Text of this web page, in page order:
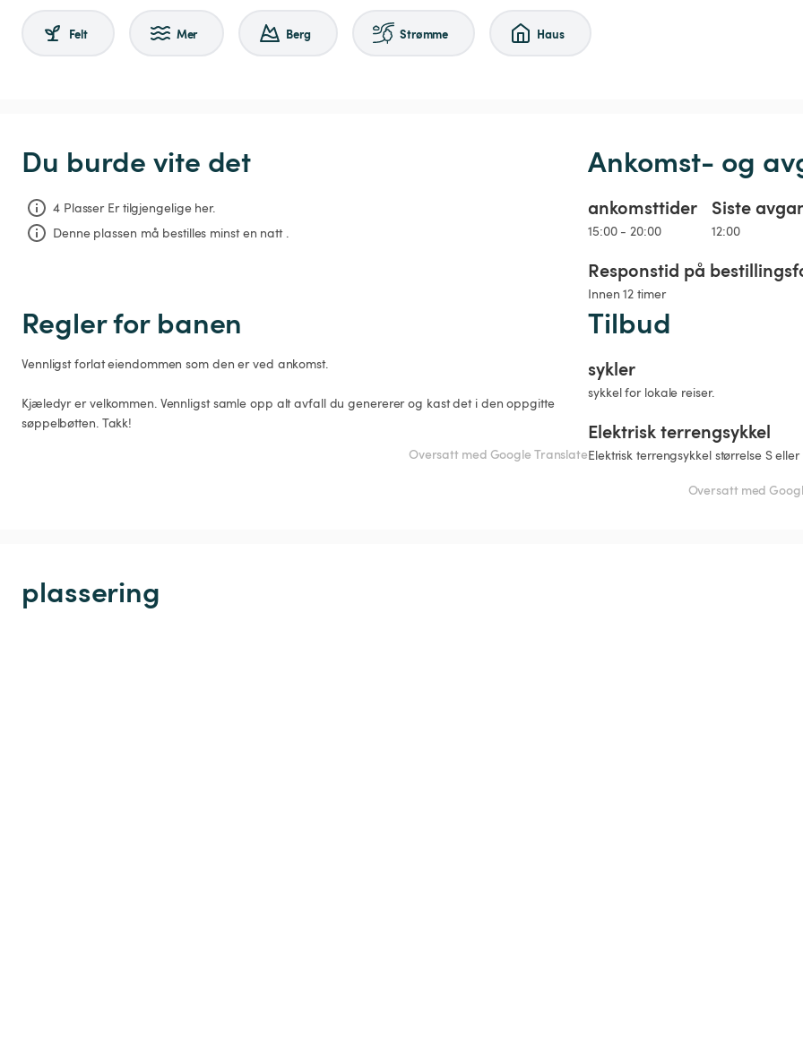
Felt Mer Berg Strømme Haus
Du burde vite det
4 Plasser Er tilgjengelige her.
Denne plassen må bestilles minst en natt .
Ankomst- og
ankomsttider
15:00 - 20:00
Siste
12:00
Responstid på
Innen 12 timer
Regler for banen
Vennligst forlat eiendommen som den er ved ankomst.
Kjæledyr er velkommen. Vennligst samle opp alt avfall du genererer og kast det i den oppgitte
søppelbøtten. Takk!
Oversatt med Google Translate
Tilbud
sykler
sykkel for lokale reiser.
Elektrisk terrengsykkel
Elektrisk terrengsykkel størrelse S eller
Oversatt med
plassering